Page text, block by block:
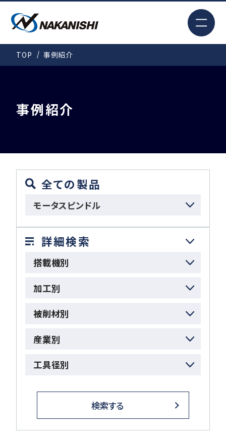
製品情報
ダウンロード
会社情報
TOP 事例紹介
事例紹介
全ての製品
モータスピンドル
詳細検索
搭載機別
加工別
被削材別
産業別
工具径別
検索する